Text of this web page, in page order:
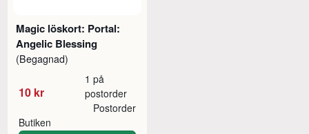
Magic löskort: Portal:
Angelic Blessing
(Begagnad)
10 kr
1 på
postorder
Butiken
Postorder